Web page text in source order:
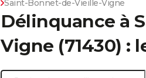
Saint-Bonnet-de-Vieille-Vigne
Délinquance à
Vigne (71430) :